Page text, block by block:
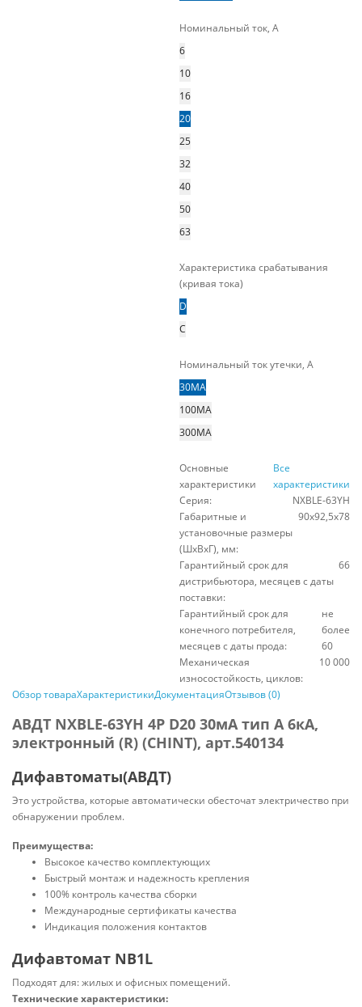
Номинальный ток, А
6
10
16
20
25
32
40
50
63
Характеристика срабатывания
(кривая тока)
D
C
Номинальный ток утечки, А
30МА
100МА
300МА
Основные
характеристики
Все
характеристики
Серия:
NXBLE-63YH
Габаритные и
установочные размеры
(ШхВхГ), мм:
90х92,5х78
Гарантийный срок для
дистрибьютора, месяцев с даты
поставки:
66
Гарантийный срок для
конечного потребителя,
месяцев с даты прода:
не
более
60
Механическая
износостойкость, циклов:
10 000
Обзор товараХарактеристикиДокументацияОтзывов (0)
АВДТ NXBLE-63YH 4P D20 30мА тип A 6кА,
электронный (R) (CHINT), арт.540134
Дифавтоматы(АВДТ)
Это устройства, которые автоматически обесточат электричество при
обнаружении проблем.
Преимущества:
Высокое качество комплектующих
Быстрый монтаж и надежность крепления
100% контроль качества сборки
Международные сертификаты качества
Индикация положения контактов
Дифавтомат NB1L
Подходят для: жилых и офисных помещений.
Технические характеристики: